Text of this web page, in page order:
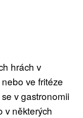
hrách v
ve fritéze
v gastronomii
v některých